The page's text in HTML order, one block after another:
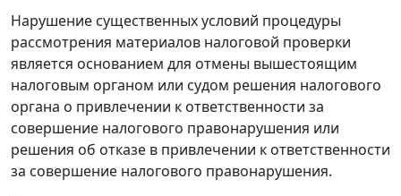
Нарушение существенных условий процедуры
рассмотрения материалов налоговой проверки
является основанием для отмены вышестоящим
налоговым органом или судом решения налогового
органа о привлечении к ответственности за
совершение налогового правонарушения или
решения об отказе в привлечении к ответственности
за совершение налогового правонарушения.